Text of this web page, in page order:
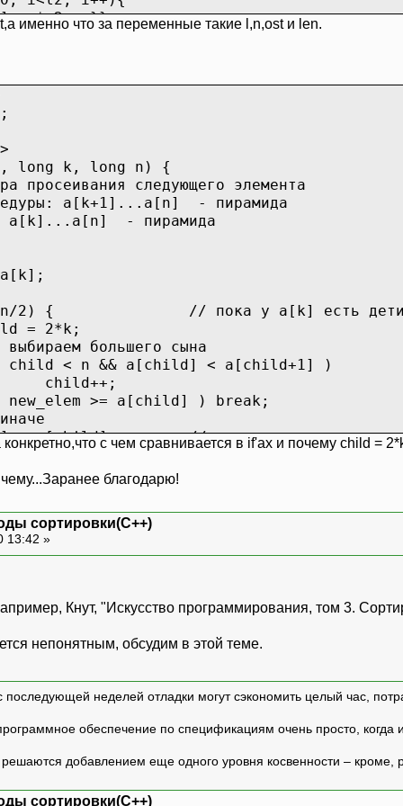
второй массив
i++){
слияния
mas, int len){
break;
? (len-(l+n)) : n;
mas+l+n, n, ost);
i++) mas[l+i] = mas1[i];
dl;
именно что за переменные такие l,n,ost и len.
long k, long n) {
следующего элемента
a[k+1]...a[n] - пирамида
- пирамида
2) { // пока у a[k] есть
сына
a[child] < a[child+1] )
>= a[child] ) break;
// переносим сына
long size) {
0; i--) downHeap(a, i, size-1);
1] пирамида
i > 0; i--) {
a[0]=temp;
пирамидальность a[0]...a[i-
0, i-1);
с чем сравнивается в if'ах и почему child =
благодарю!
сортировки(С++)
13:42 »
Кнут, "Искусство программирования, том 3.
непонятным, обсудим в этой теме.
последующей неделей отладки могут сэкономить целый час,
обеспечение по спецификациям очень просто,
добавлением еще одного уровня косвенности – кроме,
сортировки(С++)